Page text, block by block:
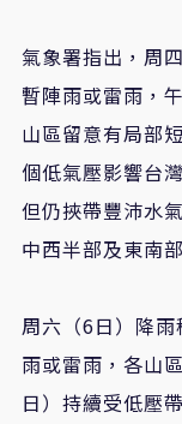
氣象署指出，周
暫陣雨或雷雨，
山區留意有局部
個低氣壓影響台
但仍挾帶豐沛水
中西半部及東南
周六（6日）降
雨或雷雨，各山
日）持續受低壓